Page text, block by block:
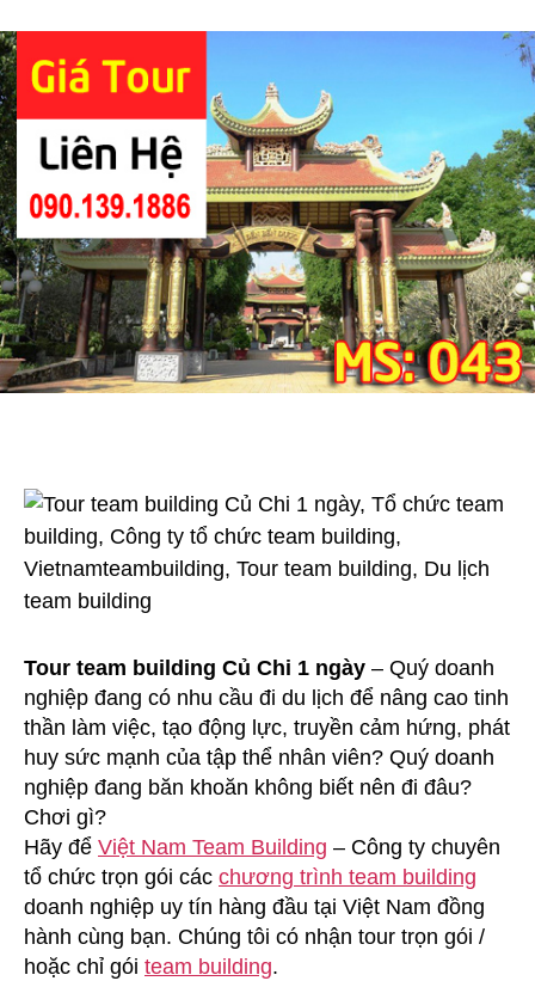
1
Ngày
Tour team building Củ Chi 1 ngày – Quý doanh
nghiệp đang có nhu cầu đi du lịch để nâng cao tinh
thần làm việc, tạo động lực, truyền cảm hứng, phát
huy sức mạnh của tập thể nhân viên? Quý doanh
nghiệp đang băn khoăn không biết nên đi đâu?
Chơi gì?
Hãy để Việt Nam Team Building – Công ty chuyên
tổ chức trọn gói các chương trình team building
doanh nghiệp uy tín hàng đầu tại Việt Nam đồng
hành cùng bạn. Chúng tôi có nhận tour trọn gói /
hoặc chỉ gói team building.